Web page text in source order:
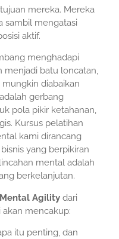
mereka. Mereka
sambil mengatasi
aktif.
menghadapi
menjadi batu loncatan,
diabaikan
gerbang
pola pikir ketahanan,
Kursus pelatihan
kami dirancang
yang berpikiran
mental adalah
berkelanjutan.
Agility dari
akan mencakup:
itu penting, dan